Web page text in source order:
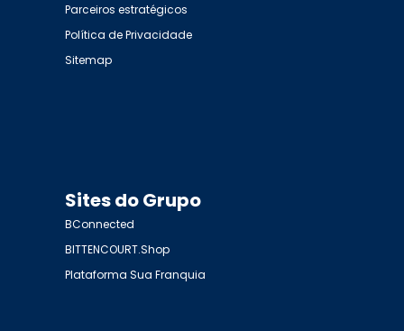
Parceiros estratégicos
Política de Privacidade
Sitemap
Sites do Grupo
BConnected
BITTENCOURT.Shop
Plataforma Sua Franquia